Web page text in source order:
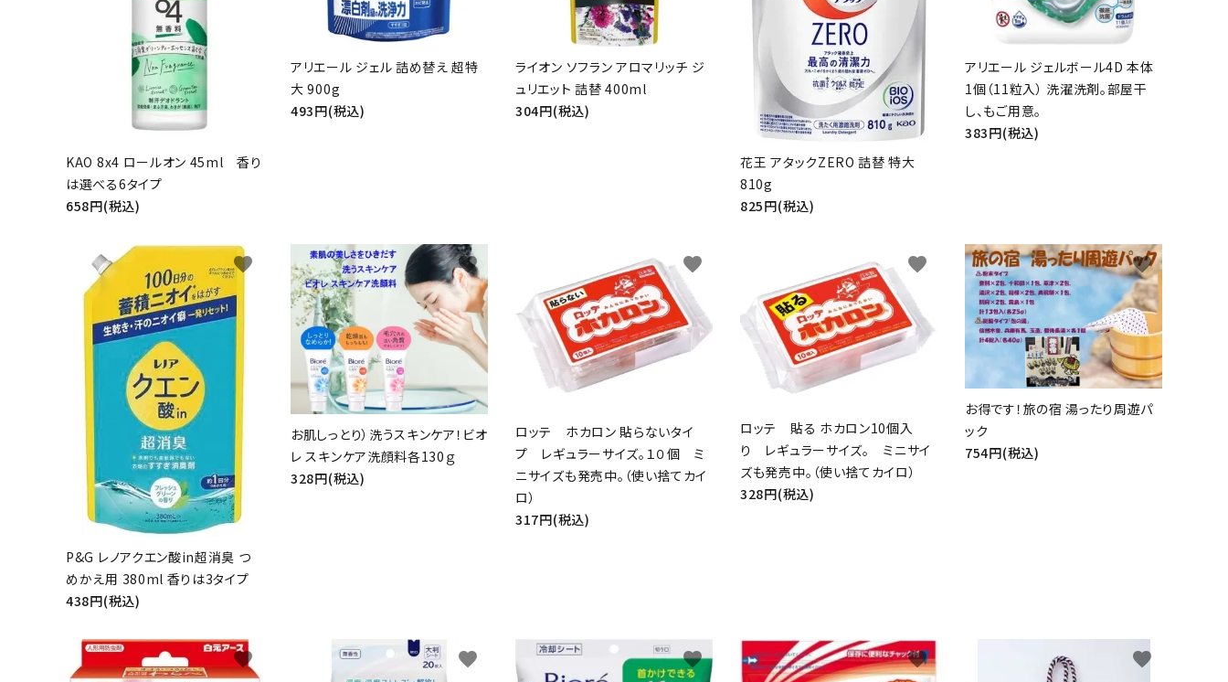
KAO 8x4 ロールオン 45ml 香り
は選べる6タイプ
658円(税込)
アリエール ジェル 詰め替え 超特
大 900g
493円(税込)
ライオン ソフラン アロマリッチ ジ
ュリエット 詰替 400ml
304円(税込)
花王 アタックZERO 詰替 特大
810g
825円(税込)
アリエール ジェルボール4D 本体
1個（11粒入） 洗濯洗剤。部屋干
し、もご用意。
383円(税込)
P&G レノアクエン酸in超消臭 つ
めかえ用 380ml 香りは3タイプ
438円(税込)
favorite
お肌しっとり）洗うスキンケア！ビオ
レ スキンケア洗顔料各130ｇ
328円(税込)
favorite
ロッテ ホカロン 貼らないタイ
プ レギュラーサイズ。１０個 ミ
ニサイズも発売中。（使い捨てカイ
ロ）
317円(税込)
favorite
ロッテ 貼る ホカロン10個入
り レギュラーサイズ。 ミニサイ
ズも発売中。（使い捨てカイロ）
328円(税込)
favorite
お得です！旅の宿 湯ったり周遊パ
ック
754円(税込)
favorite
favorite favorite favorite favorite favorite
キーワード
カテゴリー
検索する